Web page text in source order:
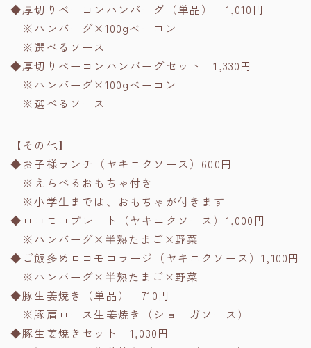
◆厚切りベーコンハンバーグ（単品） 1,010円
※ハンバーグ×100gベーコン
※選べるソース
◆厚切りベーコンハンバーグセット 1,330円
※ハンバーグ×100gベーコン
※選べるソース
【その他】
◆お子様ランチ（ヤキニクソース）600円
※えらべるおもちゃ付き
※小学生までは、おもちゃが付きます
◆ロコモコプレート（ヤキニクソース）1,000円
※ハンバーグ×半熟たまご×野菜
◆ご飯多めロコモコラージ（ヤキニクソース）1,100円
※ハンバーグ×半熟たまご×野菜
◆豚生姜焼き（単品） 710円
※豚肩ロース生姜焼き（ショーガソース）
◆豚生姜焼きセット 1,030円